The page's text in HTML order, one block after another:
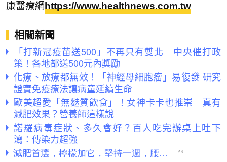
康醫療網 https://www.healthnews.com.tw
相關新聞
「打新冠疫苗送500」不再只有雙北 中央催打政
策！各地都送500元內獎勵
化療、放療都無效！「神經母細胞瘤」易復發 研究
證實免疫療法讓病童延續生命
歐美超愛「無麩質飲食」！女神卡卡也推崇 真有
減肥效果？營養師這樣說
諾羅病毒症狀、多久會好？百人吃完辦桌上吐下
瀉：傳染力超強